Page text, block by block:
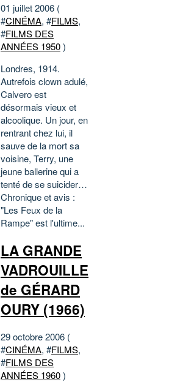
01 juillet 2006 (
#CINÉMA, #FILMS,
#FILMS DES
ANNÉES 1950)
Londres, 1914.
Autrefois clown adulé,
Calvero est
désormais vieux et
alcoolique. Un jour, en
rentrant chez lui, il
sauve de la mort sa
voisine, Terry, une
jeune ballerine qui a
tenté de se suicider…
Chronique et avis :
"Les Feux de la
Rampe" est l'ultime...
LA GRANDE
VADROUILLE
de GÉRARD
OURY (1966)
29 octobre 2006 (
#CINÉMA, #FILMS,
#FILMS DES
ANNÉES 1960)